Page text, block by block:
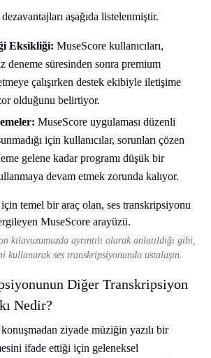
aşağıda listelenmiştir.
Eksikliği: MuseScore kullanıcıları,
deneme süresinden sonra premium
çalışırken destek ekibiyle iletişime
olduğunu belirtiyor.
MuseScore uygulaması düzenli
için kullanıcılar, sorunları çözen
gelene kadar programı düşük bir
devam etmek zorunda kalıyor.
kılavuzumuzda ayrıntılı olarak anlatıldığı gibi,
kullanarak ses transkripsiyonunda ustalaşın.
Diğer Transkripsiyon
Nedir?
ziyade müziğin yazılı bir
ifade ettiği için geleneksel